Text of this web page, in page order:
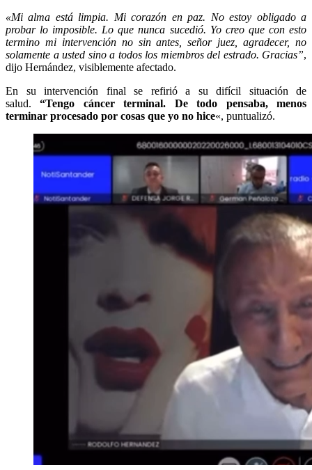
«Mi alma está limpia. Mi corazón en paz. No estoy obligado a
probar lo imposible. Lo que nunca sucedió. Yo creo que con esto
termino mi intervención no sin antes, señor juez, agradecer, no
solamente a usted sino a todos los miembros del estrado. Gracias”,
dijo Hernández, visiblemente afectado.
En su intervención final se refirió a su difícil situación de
salud.“Tengo cáncer terminal. De todo pensaba, menos
terminar procesado por cosas que yo no hice«, puntualizó.